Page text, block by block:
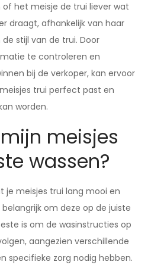
het meisje de trui liever wat
draagt, afhankelijk van haar
stijl van de trui. Door
te controleren en
bij de verkoper, kan ervoor
trui perfect past en
worden.
meisjes
wassen?
je meisjes trui lang mooi en
om deze op de juiste
is om de wasinstructies op
aangezien verschillende
specifieke zorg nodig hebben.